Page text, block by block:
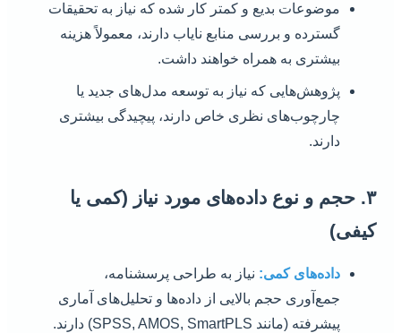
موضوعات بدیع و کمتر کار شده که نیاز به تحقیقات
گسترده و بررسی منابع نایاب دارند، معمولاً هزینه
بیشتری به همراه خواهند داشت.
پژوهش‌هایی که نیاز به توسعه مدل‌های جدید یا
چارچوب‌های نظری خاص دارند، پیچیدگی بیشتری
دارند.
۳. حجم و نوع داده‌های مورد نیاز (کمی یا
کیفی)
داده‌های کمی:نیاز به طراحی پرسشنامه،
جمع‌آوری حجم بالایی از داده‌ها و تحلیل‌های آماری
پیشرفته (مانند SPSS, AMOS, SmartPLS) دارند.